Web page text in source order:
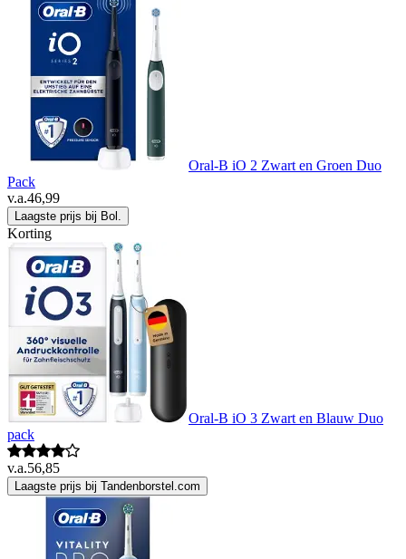
Oral-B iO 2 Zwart en Groen Duo
Pack
v.a.46,99
Laagste prijs bij Bol.
Korting
Oral-B iO 3 Zwart en Blauw Duo
pack
v.a.56,85
Laagste prijs bij Tandenborstel.com